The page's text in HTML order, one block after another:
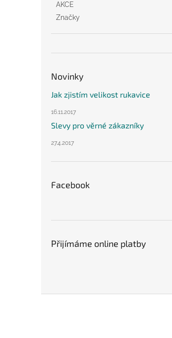
AKCE
Značky
Novinky
Jak zjistím velikost rukavice
16.11.2017
Slevy pro věrné zákazníky
27.4.2017
Facebook
Přijímáme online platby